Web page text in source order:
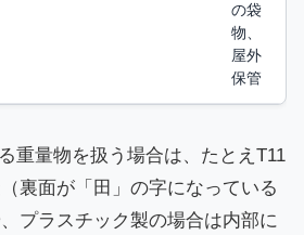
の袋
物、
屋外
保管
重量物を扱う場合は、たとえT11
裏面が「田」の字になっている
プラスチック製の場合は内部に